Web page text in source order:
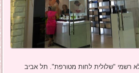
רשמי "שלולית לחות מטורפת". תל אביב